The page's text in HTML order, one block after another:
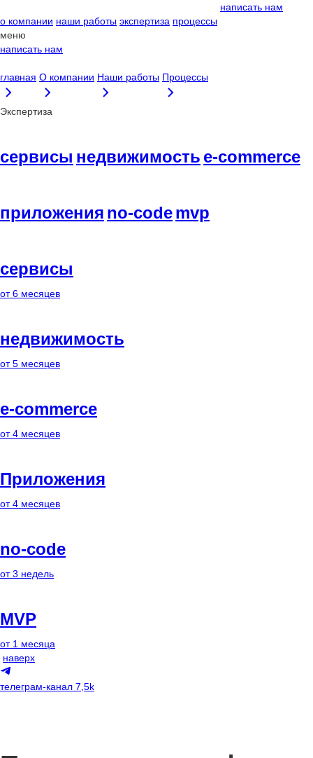
о компании наши работы экспертиза процессы
написать нам
меню
написать нам
главная О компании Наши работы Процессы
Экспертиза
сервисы недвижимость e-commerce
приложения no-codemvp
сервисы
от 6 месяцев
недвижимость
от 5 месяцев
e-commerce
от 4 месяцев
Приложения
от 4 месяцев
no-code
от 3 недель
MVP
от 1 месяца
наверх
телеграм-канал 7,5k